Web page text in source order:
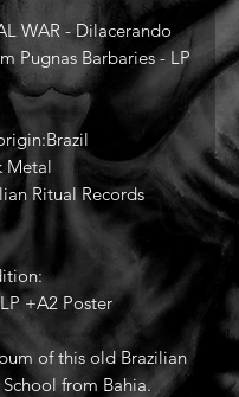
WAR - Dilacerando
Pugnas Barbaries - LP
Metal
Ritual Records
+A2 Poster
of this old Brazilian
from Bahia.